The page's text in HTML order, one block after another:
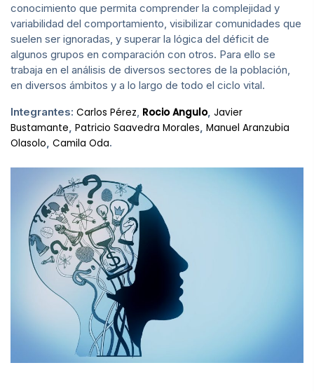
conocimiento que permita comprender la complejidad y
variabilidad del comportamiento, visibilizar comunidades que
suelen ser ignoradas, y superar la lógica del déficit de
algunos grupos en comparación con otros. Para ello se
trabaja en el análisis de diversos sectores de la población,
en diversos ámbitos y a lo largo de todo el ciclo vital.
Integrantes: Carlos Pérez, Rocio Angulo, Javier
Bustamante, Patricio Saavedra Morales, Manuel Aranzubia
Olasolo, Camila Oda.